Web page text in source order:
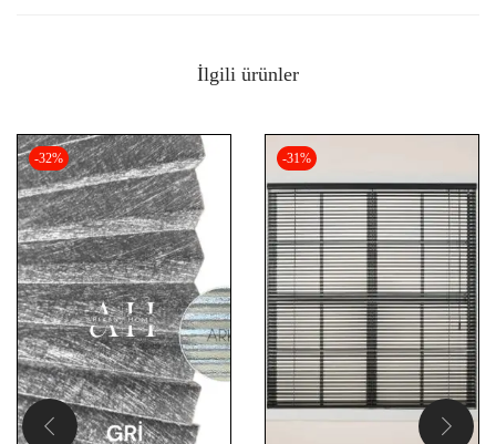
İlgili ürünler
-32% -31%